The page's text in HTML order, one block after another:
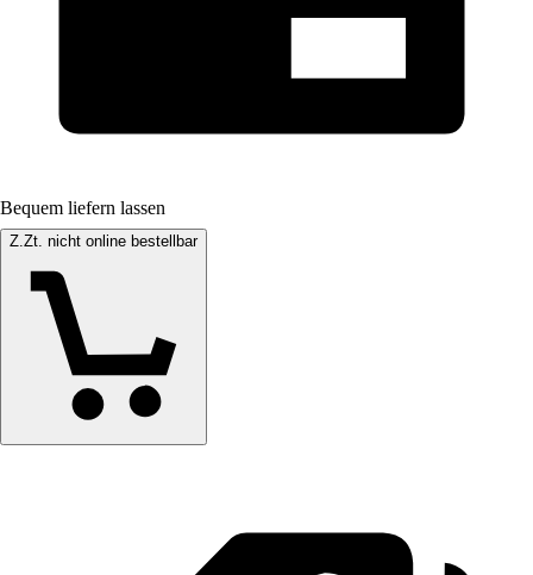
Bequem liefern lassen
Z.Zt. nicht online bestellbar